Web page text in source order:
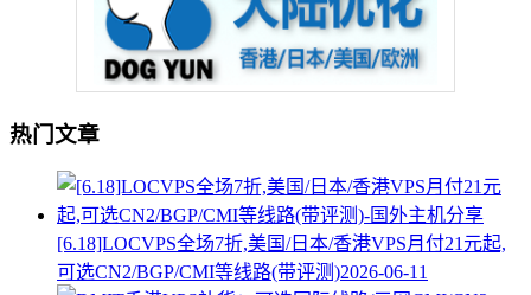
热门文章
[6.18]LOCVPS全场7折,美国/日本/香港VPS月付21元起,
可选CN2/BGP/CMI等线路(带评测)2026-06-11